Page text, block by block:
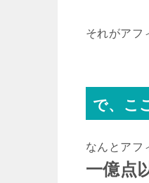
それがアフ
で、こ
なんとアフ
一億点